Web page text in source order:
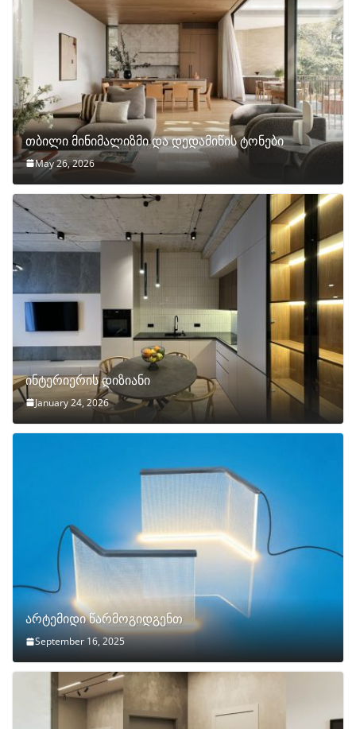
თბილი მინიმალიზმი და დედამიწის ტონები
May 26, 2026
ინტერიერის დიზიანი
January 24, 2026
არტემიდი წარმოგიდგენთ
September 16, 2025